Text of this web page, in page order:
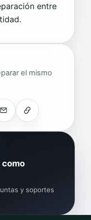
entre
el mismo
como
y soportes